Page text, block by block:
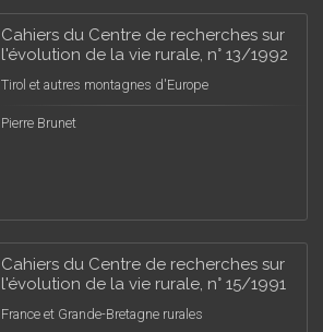
Cahiers du Centre de recherches sur
l'évolution de la vie rurale, n° 13/1992
Tirol et autres montagnes d'Europe
Pierre Brunet
Cahiers du Centre de recherches sur
l'évolution de la vie rurale, n° 15/1991
France et Grande-Bretagne rurales